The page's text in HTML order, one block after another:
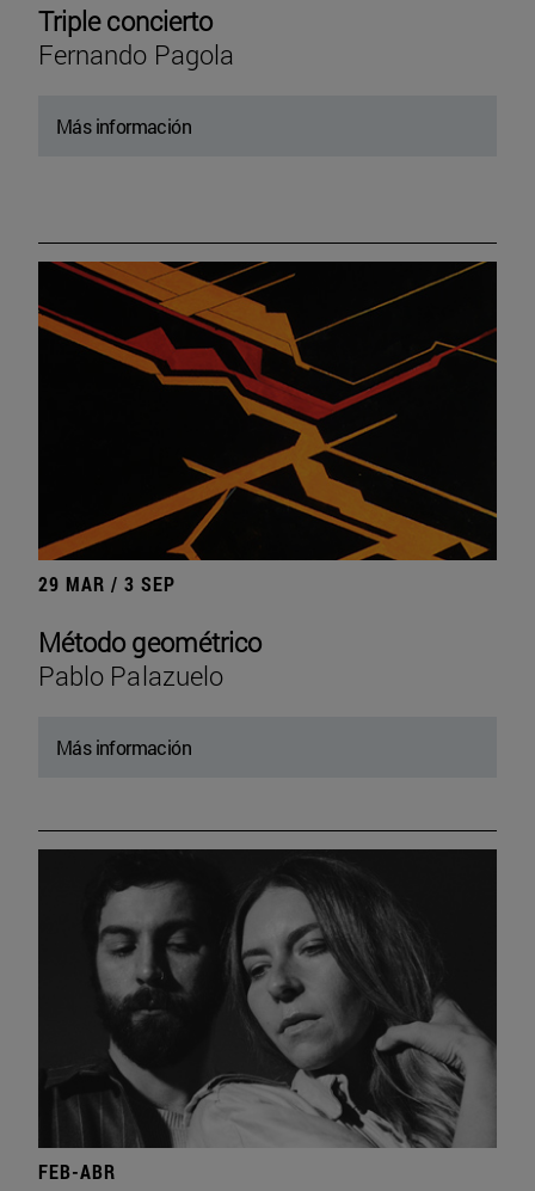
Triple concierto
Fernando Pagola
Más información
29 MAR / 3 SEP
Método geométrico
Pablo Palazuelo
Más información
FEB-ABR